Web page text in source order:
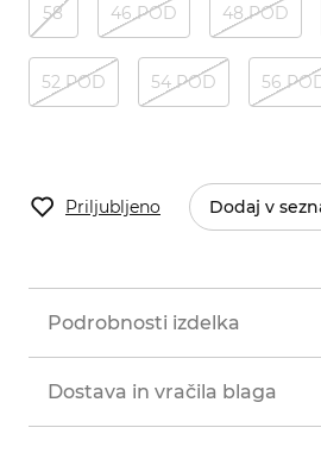
58 46 POD 48 POD
52 POD 54 POD 56
Priljubljeno Dodaj v
Podrobnosti izdelka
Dostava in vračila blaga